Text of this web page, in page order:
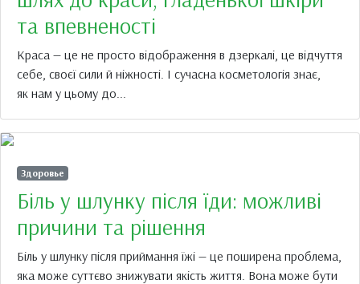
та впевненості
Краса — це не просто відображення в дзеркалі, це відчуття
себе, своєї сили й ніжності. І сучасна косметологія знає,
як нам у цьому до...
Здоровье
Біль у шлунку після їди: можливі
причини та рішення
Біль у шлунку після приймання їжі — це поширена проблема,
яка може суттєво знижувати якість життя. Вона може бути